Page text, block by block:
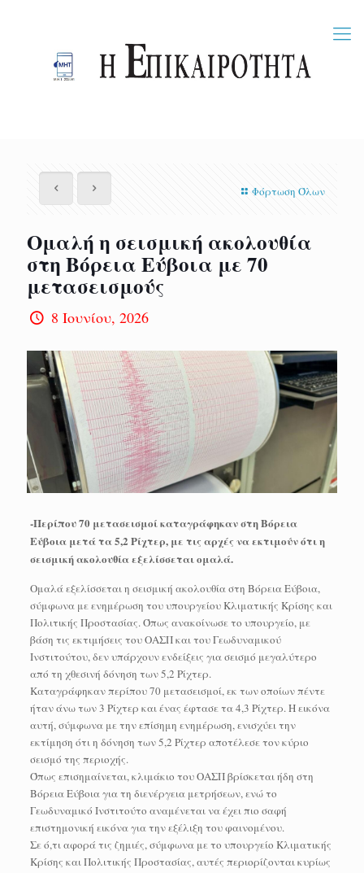
Φόρτωση Όλων
Ομαλή η σεισμική ακολουθία
στη Βόρεια Εύβοια με 70
μετασεισμούς
8 Ιουνίου, 2026
-Περίπου 70 μετασεισμοί καταγράφηκαν στη Βόρεια
Εύβοια μετά τα 5,2 Ρίχτερ, με τις αρχές να εκτιμούν ότι η
σεισμική ακολουθία εξελίσσεται ομαλά.
Ομαλά εξελίσσεται η σεισμική ακολουθία στη Βόρεια Εύβοια,
σύμφωνα με ενημέρωση του υπουργείου Κλιματικής Κρίσης και
Πολιτικής Προστασίας. Όπως ανακοίνωσε το υπουργείο, με
βάση τις εκτιμήσεις του ΟΑΣΠ και του Γεωδυναμικού
Ινστιτούτου, δεν υπάρχουν ενδείξεις για σεισμό μεγαλύτερο
από τη χθεσινή δόνηση των 5,2 Ρίχτερ.
Καταγράφηκαν περίπου 70 μετασεισμοί, εκ των οποίων πέντε
ήταν άνω των 3 Ρίχτερ και ένας έφτασε τα 4,3 Ρίχτερ. Η εικόνα
αυτή, σύμφωνα με την επίσημη ενημέρωση, ενισχύει την
εκτίμηση ότι η δόνηση των 5,2 Ρίχτερ αποτέλεσε τον κύριο
σεισμό της περιοχής.
Όπως επισημαίνεται, κλιμάκιο του ΟΑΣΠ βρίσκεται ήδη στη
Βόρεια Εύβοια για τη διενέργεια μετρήσεων, ενώ το
Γεωδυναμικό Ινστιτούτο αναμένεται να έχει πιο σαφή
επιστημονική εικόνα για την εξέλιξη του φαινομένου.
Σε ό,τι αφορά τις ζημιές, σύμφωνα με το υπουργείο Κλιματικής
Κρίσης και Πολιτικής Προστασίας, αυτές περιορίζονται κυρίως